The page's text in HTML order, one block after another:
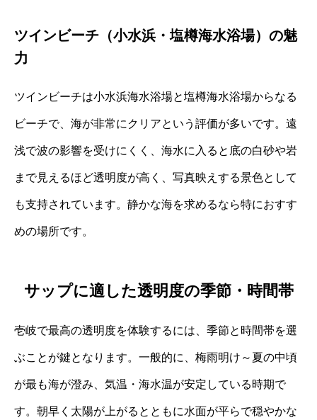
ツインビーチ（小水浜・塩樽海水浴場）の魅
力
ツインビーチは小水浜海水浴場と塩樽海水浴場からなる
ビーチで、海が非常にクリアという評価が多いです。遠
浅で波の影響を受けにくく、海水に入ると底の白砂や岩
まで見えるほど透明度が高く、写真映えする景色として
も支持されています。静かな海を求めるなら特におすす
めの場所です。
サップに適した透明度の季節・時間帯
壱岐で最高の透明度を体験するには、季節と時間帯を選
ぶことが鍵となります。一般的に、梅雨明け～夏の中頃
が最も海が澄み、気温・海水温が安定している時期で
す。朝早く太陽が上がるとともに水面が平らで穏やかな